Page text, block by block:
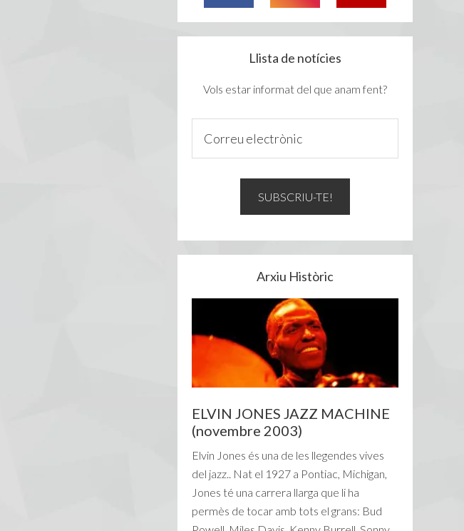
Llista de notícies
Vols estar informat del que anam fent?
Arxiu Històric
ELVIN JONES JAZZ MACHINE
(novembre 2003)
Elvin Jones és una de les llegendes vives
del jazz.. Nat el 1927 a Pontiac, Michigan,
Jones té una carrera llarga que li ha
permès de tocar amb tots el grans: Bud